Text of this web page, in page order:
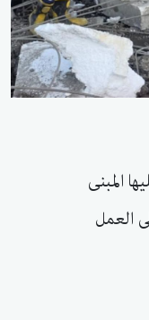
المبنى
العمل